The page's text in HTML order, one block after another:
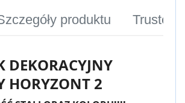
produktu Trusted
DEKORACYJNY
HORYZONT 2